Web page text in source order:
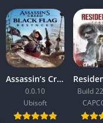
Assassin’s Creed Black Flag Resynced
0.0.10
Ubisoft
Build